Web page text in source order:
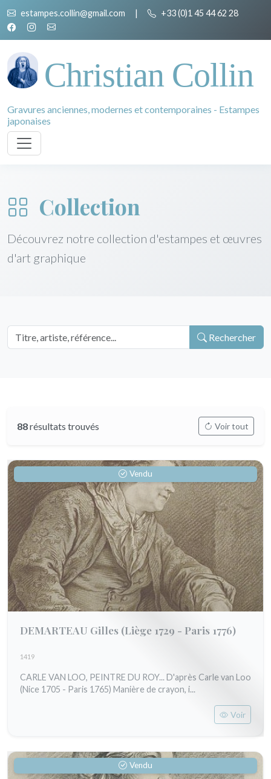
estampes.collin@gmail.com | +33 (0)1 45 44 62 28
Christian Collin
Gravures anciennes, modernes et contemporaines - Estampes
japonaises
Collection
Découvrez notre collection d'estampes et œuvres
d'art graphique
Rechercher
88résultats trouvés Voir tout
Vendu
DEMARTEAU Gilles (Liège 1729 - Paris 1776)
1419
CARLE VAN LOO, PEINTRE DU ROY... D'après Carle van Loo
(Nice 1705 - Paris 1765) Manière de crayon, i...
Voir
Vendu